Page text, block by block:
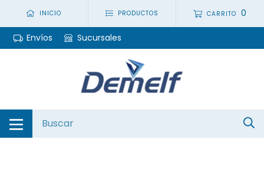
INICIO PRODUCTOS CARRITO 0
Envíos Sucursales